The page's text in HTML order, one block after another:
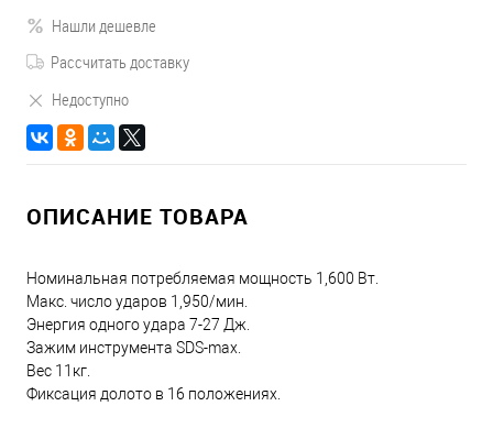
Нашли дешевле
Рассчитать доставку
Недоступно
ОПИСАНИЕ ТОВАРА
Номинальная потребляемая мощность 1,600 Вт.
Макс. число ударов 1,950/мин.
Энергия одного удара 7-27 Дж.
Зажим инструмента SDS-max.
Вес 11кг.
Фиксация долото в 16 положениях.